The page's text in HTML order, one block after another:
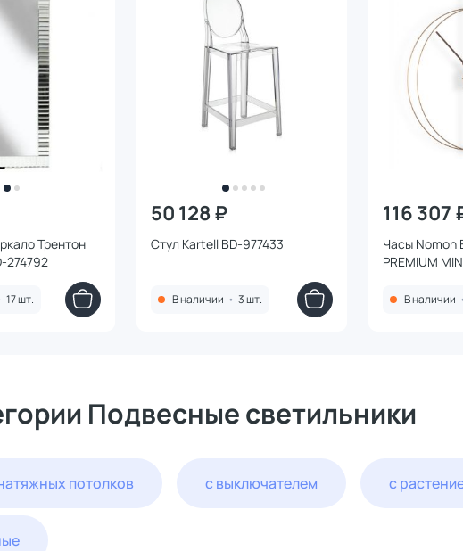
Трентон
274792
17 шт.
50 128 ₽
Стул Kartell BD-977433
В наличии • 3 шт.
116 307
Часы Nomon
PREMIUM
В наличии •
Подвесные светильники
потолков с выключателем с